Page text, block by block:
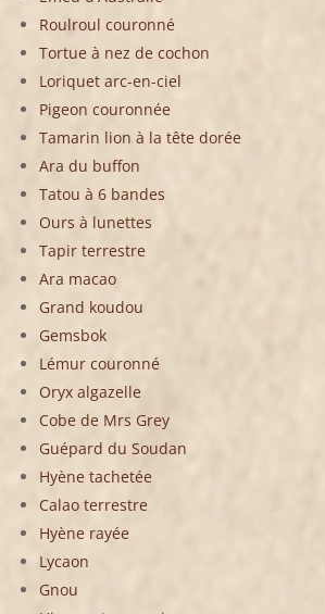
Roulroul couronné
Tortue à nez de cochon
Loriquet arc-en-ciel
Pigeon couronnée
Tamarin lion à la tête dorée
Ara du buffon
Tatou à 6 bandes
Ours à lunettes
Tapir terrestre
Ara macao
Grand koudou
Gemsbok
Lémur couronné
Oryx algazelle
Cobe de Mrs Grey
Guépard du Soudan
Hyène tachetée
Calao terrestre
Hyène rayée
Lycaon
Gnou